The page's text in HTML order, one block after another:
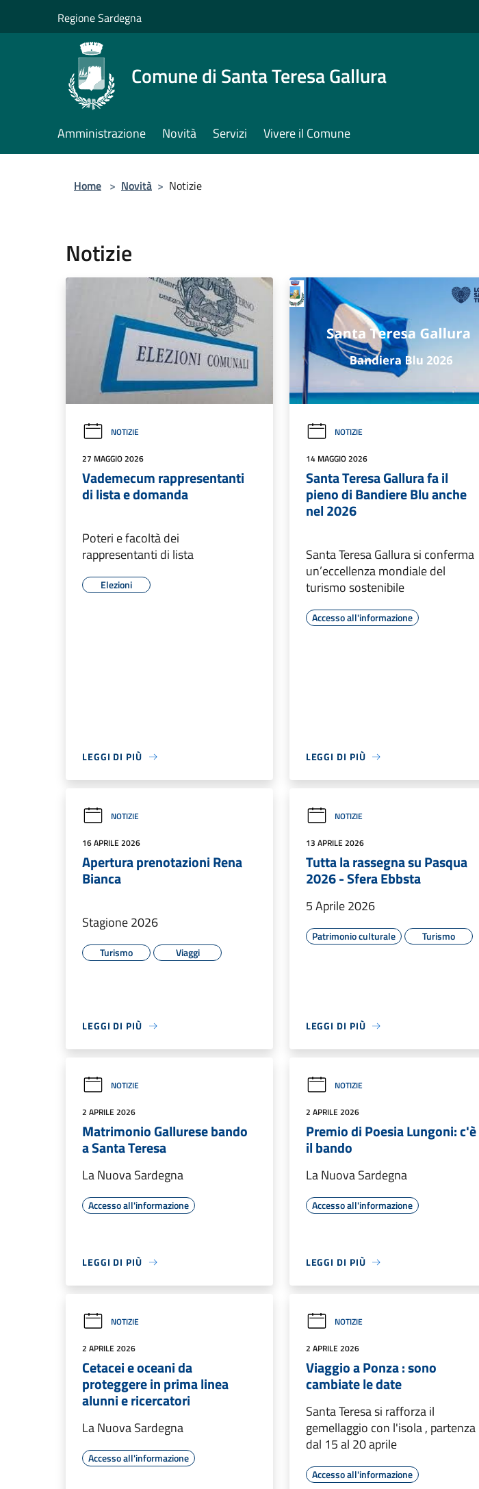
Regione Sardegna
Comune di Santa Teresa Gallura
Amministrazione Novità Servizi Vivere il Comune
Home > Novità > Notizie
Notizie
NOTIZIE
27 MAGGIO 2026
Vademecum rappresentanti
di lista e domanda
Poteri e facoltà dei
rappresentanti di lista
Elezioni
LEGGI DI PIÙ
NOTIZIE
14 MAGGIO 2026
Santa Teresa Gallura fa il
pieno di Bandiere Blu anche
nel 2026
Santa Teresa Gallura si conferma
un’eccellenza mondiale del
turismo sostenibile
Accesso all'informazione
LEGGI DI PIÙ
NOTIZIE
16 APRILE 2026
Apertura prenotazioni Rena
Bianca
Stagione 2026
Turismo Viaggi
LEGGI DI PIÙ
NOTIZIE
13 APRILE 2026
Tutta la rassegna su Pasqua
2026 - Sfera Ebbsta
5 Aprile 2026
Patrimonio culturale Turismo
LEGGI DI PIÙ
NOTIZIE
2 APRILE 2026
Matrimonio Gallurese bando
a Santa Teresa
La Nuova Sardegna
Accesso all'informazione
LEGGI DI PIÙ
NOTIZIE
2 APRILE 2026
Premio di Poesia Lungoni: c'è
il bando
La Nuova Sardegna
Accesso all'informazione
LEGGI DI PIÙ
NOTIZIE
2 APRILE 2026
Cetacei e oceani da
proteggere in prima linea
alunni e ricercatori
La Nuova Sardegna
Accesso all'informazione
NOTIZIE
2 APRILE 2026
Viaggio a Ponza : sono
cambiate le date
Santa Teresa si rafforza il
gemellaggio con l'isola , partenza
dal 15 al 20 aprile
Accesso all'informazione